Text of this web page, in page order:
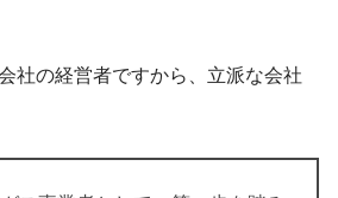
社の経営者ですから、立派な会社